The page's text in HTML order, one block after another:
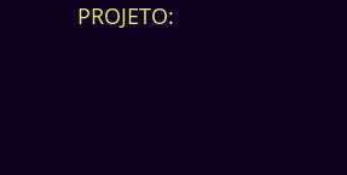
PROJETO: